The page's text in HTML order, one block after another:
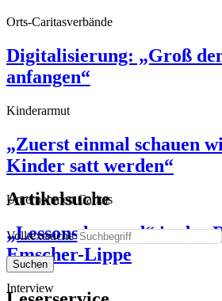
Orts-Caritasverbände
Digitalisierung: „Groß
anfangen“
Kinderarmut
„Zuerst einmal schauen
Kinder satt werden“
Unternehmen Caritas
„Lessons learned“ in der
Emscher-Lippe
Interview
Artikelsuche
Volltextsuche
Suchen